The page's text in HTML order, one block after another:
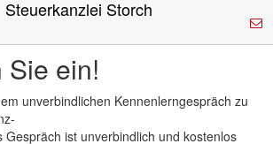
Steuerkanzlei Storch
ein!
unverbindlichen Kennenlerngespräch zu
Gespräch ist unverbindlich und kostenlos